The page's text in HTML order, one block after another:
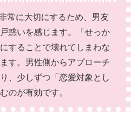
常に大切にするため、男友
惑いを感じます。「せっか
することで壊れてしまわな
す。男性側からアプローチ
、少しずつ「恋愛対象とし
のが有効です。